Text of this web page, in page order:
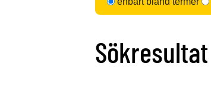
Sökresultat